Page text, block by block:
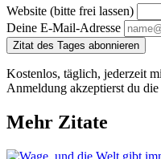
Website (bitte frei lassen)
Deine E-Mail-Adresse
Zitat des Tages abonnieren
Kostenlos, täglich, jederzeit
Anmeldung akzeptierst du die
Mehr Zitate